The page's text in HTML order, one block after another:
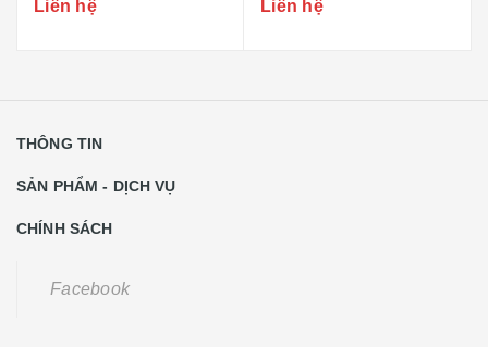
Liên hệ Liên hệ
THÔNG TIN
SẢN PHẨM - DỊCH VỤ
CHÍNH SÁCH
Facebook